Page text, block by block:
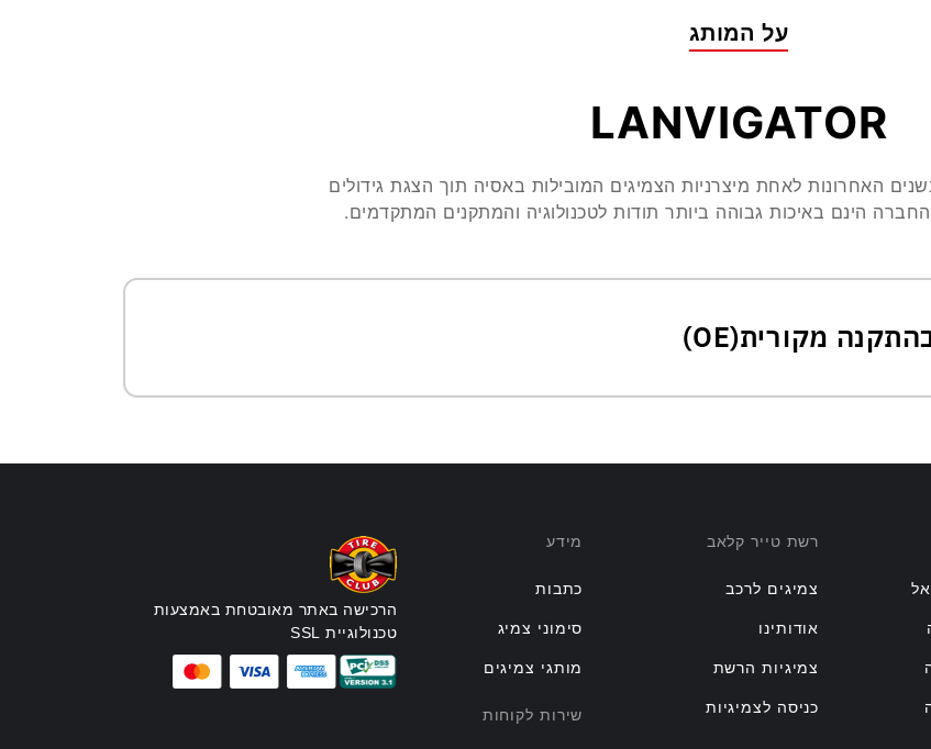
על המותג
LANVIGATOR
האחרונות לאחת מיצרניות הצמיגים המובילות באסיה תוך הצגת גידולים
הינם באיכות גבוהה ביותר תודות לטכנולוגיה והמתקנים המתקדמים.
רשת טייר קלאב
צמיגים לרכב
אודותינו
צמיגיות הרשת
כניסה לצמיגיות
מידע
כתבות
סימוני צמיג
מותגי צמיגים
שירות לקוחות
הרכישה באתר מאובטחת באמצעות
טכנולוגיית SSL